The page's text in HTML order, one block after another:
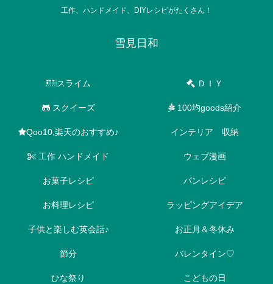
工作、ハンドメイド、DIYレシピがたくさん！
雪見日和
スライム ＤＩＹ
スクイーズ 100均goods紹介
Qoo10,楽天のおすすめ♪ インテリア 収納
工作 ハンドメイド ウェブ漫画
お菓子レシピ パンレシピ
お料理レシピ ラッピングアイデア
子供と楽しむ英会話♪ お正月＆冬休み
節分 バレンタイン♡
ひな祭り こどもの日